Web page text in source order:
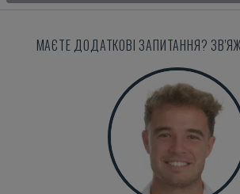
МАЄТЕ ДОДАТКОВІ ЗАПИТАННЯ?